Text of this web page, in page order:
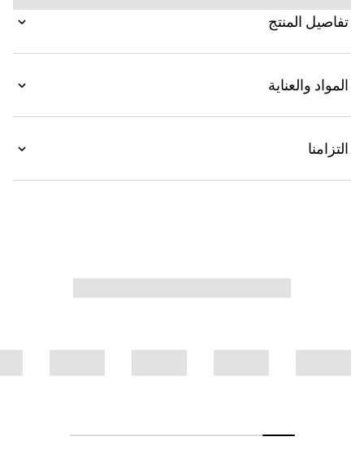
وذلك تكريماً لمونوغرام الدار الغني عن التعريف.
تفاصيل المنتج
المواد والعناية
التزامنا